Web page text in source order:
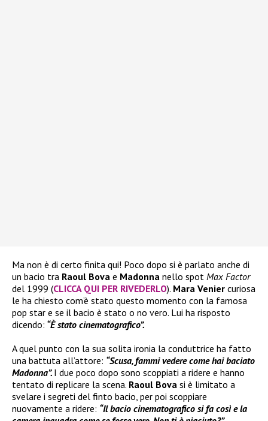
Ma non è di certo finita qui! Poco dopo si è parlato anche di
un bacio tra Raoul Bova e Madonna nello spot Max Factor
del 1999 (CLICCA QUI PER RIVEDERLO). Mara Venier curiosa
le ha chiesto com’è stato questo momento con la famosa
pop star e se il bacio è stato o no vero. Lui ha risposto
dicendo: “È stato cinematografico”.
A quel punto con la sua solita ironia la conduttrice ha fatto
una battuta all’attore: “Scusa, fammi vedere come hai baciato
Madonna”. I due poco dopo sono scoppiati a ridere e hanno
tentato di replicare la scena. Raoul Bova si è limitato a
svelare i segreti del finto bacio, per poi scoppiare
nuovamente a ridere: “Il bacio cinematografico si fa così e la